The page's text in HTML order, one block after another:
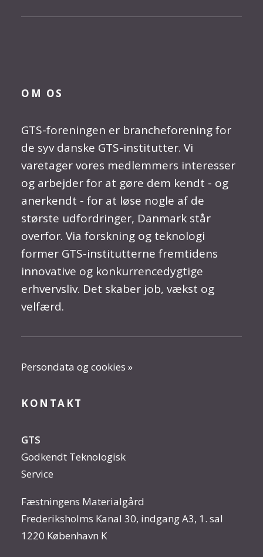
OM OS
GTS-foreningen er brancheforening for
de syv danske GTS-institutter. Vi
varetager vores medlemmers interesser
og arbejder for at gøre dem kendt - og
anerkendt - for at løse nogle af de
største udfordringer, Danmark står
overfor. Via forskning og teknologi
former GTS-institutterne fremtidens
innovative og konkurrencedygtige
erhvervsliv. Det skaber job, vækst og
velfærd.
Persondata og cookies »
KONTAKT
GTS
Godkendt Teknologisk
Service
Fæstningens Materialgård
Frederiksholms Kanal 30, indgang A3, 1. sal
1220 København K